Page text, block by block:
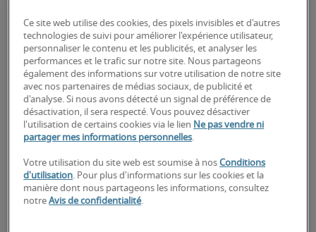
Expérience intermédiaire, possède la plupart des compétences
clés
75ème percentile
Expérience reconnue, possède toutes les compétences clés
Ce site web utilise des cookies, des pixels invisibles et d'autres
technologies de suivi pour améliorer l'expérience utilisateur,
personnaliser le contenu et les publicités, et analyser les
performances et le trafic sur notre site. Nous partageons
également des informations sur votre utilisation de notre site
avec nos partenaires de médias sociaux, de publicité et
d'analyse. Si nous avons détecté un signal de préférence de
désactivation, il sera respecté. Vous pouvez désactiver
l'utilisation de certains cookies via le lien Ne pas vendre ni
partager mes informations personnelles.
Votre utilisation du site web est soumise à nosConditions
d'utilisation. Pour plus d'informations sur les cookies et la
manière dont nous partageons les informations, consultez
notreAvis de confidentialité.